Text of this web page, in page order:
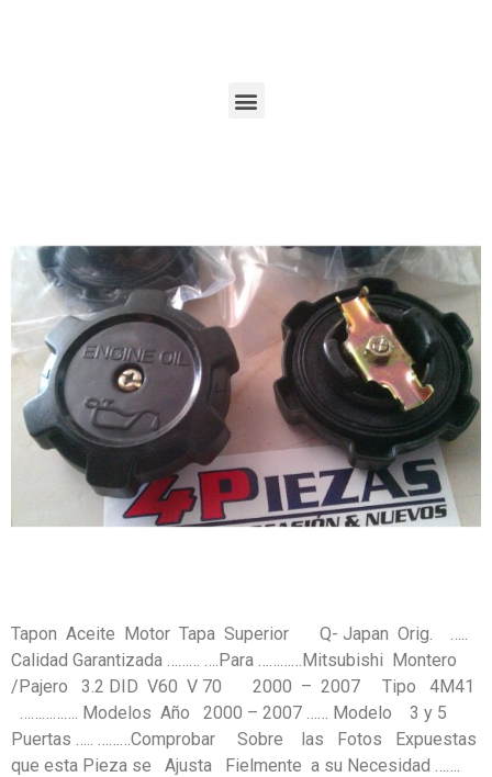
Tapon Aceite Motor Tapa Superior Q- Japan Orig. …..
Calidad Garantizada ……… ….Para …………Mitsubishi Montero
/Pajero 3.2 DID V60 V 70 2000 – 2007 Tipo 4M41
……………. Modelos Año 2000 – 2007 …… Modelo 3 y 5
Puertas ….. ………Comprobar Sobre las Fotos Expuestas
que esta Pieza se Ajusta Fielmente a su Necesidad …….